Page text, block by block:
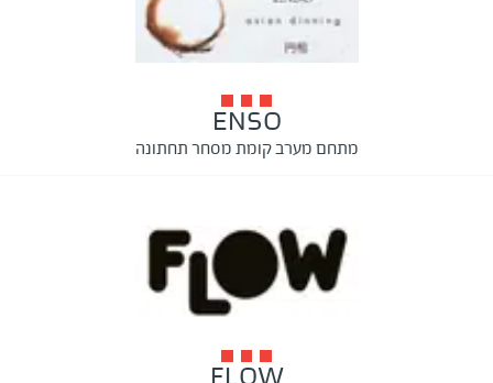
ENSO
מתחם מערב קומת מסחר תחתונה
FLOW